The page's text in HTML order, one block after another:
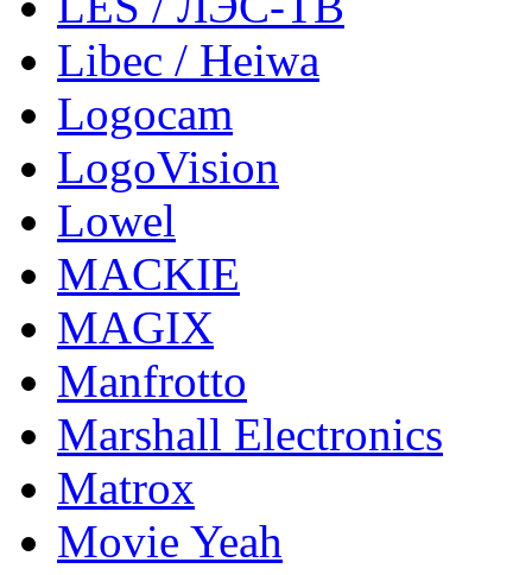
Libec / Heiwa
Logocam
LogoVision
Lowel
MACKIE
MAGIX
Manfrotto
Marshall Electronics
Matrox
Movie Yeah